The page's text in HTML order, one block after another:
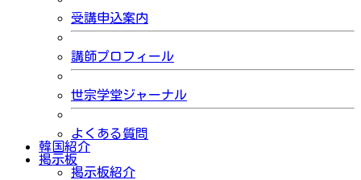
受講申込案内
講師プロフィール
世宗学堂ジャーナル
よくある質問
韓国紹介
掲示板
掲示板紹介